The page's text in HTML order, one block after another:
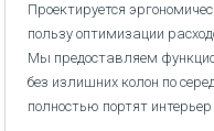
Проектируется
пользу оптимизации
Мы предоставляем
без излишних колон по
полностью портят